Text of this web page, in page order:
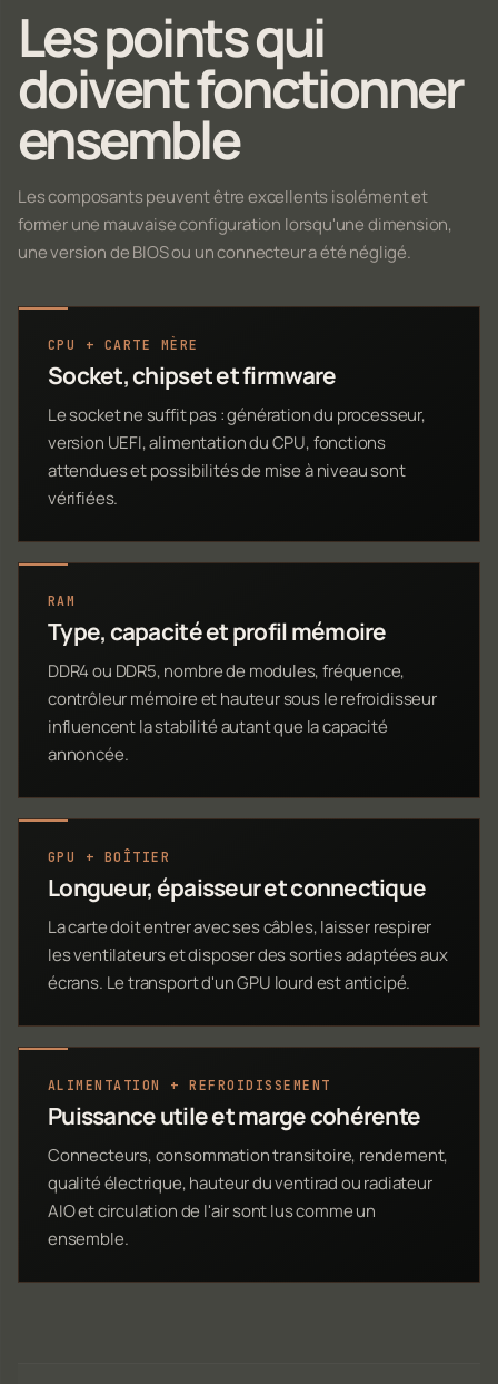
Les points qui
doivent fonctionner
ensemble
Les composants peuvent être excellents isolément et
former une mauvaise configuration lorsqu'une dimension,
une version de BIOS ou un connecteur a été négligé.
CPU + CARTE MÈRE
Socket, chipset et firmware
Le socket ne suffit pas : génération du processeur,
version UEFI, alimentation du CPU, fonctions
attendues et possibilités de mise à niveau sont
vérifiées.
RAM
Type, capacité et profil mémoire
DDR4 ou DDR5, nombre de modules, fréquence,
contrôleur mémoire et hauteur sous le refroidisseur
influencent la stabilité autant que la capacité
annoncée.
GPU + BOÎTIER
Longueur, épaisseur et connectique
La carte doit entrer avec ses câbles, laisser respirer
les ventilateurs et disposer des sorties adaptées aux
écrans. Le transport d'un GPU lourd est anticipé.
ALIMENTATION + REFROIDISSEMENT
Puissance utile et marge cohérente
Connecteurs, consommation transitoire, rendement,
qualité électrique, hauteur du ventirad ou radiateur
AIO et circulation de l'air sont lus comme un
ensemble.